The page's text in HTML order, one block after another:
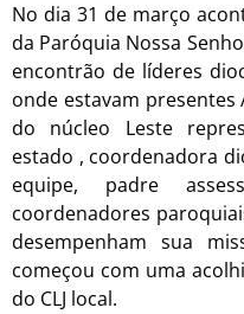
No dia 31 de março
da Paróquia Nossa
encontrão de líderes
onde estavam
do núcleo Leste
estado , coordenadora
equipe, padre
coordenadores
desempenham sua
começou com uma
do CLJ local.